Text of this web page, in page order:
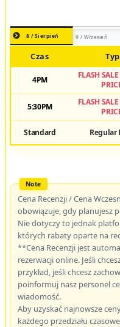
8 / Sierpień 9 / Wrzesień
Czas Typ
4PM
FLASH
5:30PM
FLASH
Standard Regular
Cena Recenzji / Cena
obowiązuje, gdy planujesz
Nie dotyczy to jednak
których rabaty oparte na
**Cena Recenzji jest
rezerwacji online. Jeśli
przykład, jeśli chcesz
poinformuj nasz personel
wiadomość.
Aby uzyskać najnowsze
każdego przedziału